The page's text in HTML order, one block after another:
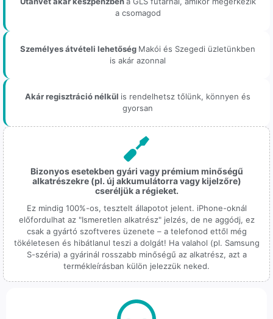
a csomagod
Személyes átvételi lehetőség Makói és Szegedi üzletünkben
is akár azonnal
Akár regisztráció nélkül is rendelhetsz tőlünk, könnyen és
gyorsan
Bizonyos esetekben gyári vagy prémium minőségű
alkatrészekre (pl. új akkumulátorra vagy kijelzőre)
cseréljük a régieket.
Ez mindig 100%-os, tesztelt állapotot jelent. iPhone-oknál
előfordulhat az "Ismeretlen alkatrész" jelzés, de ne aggódj, ez
csak a gyártó szoftveres üzenete – a telefonod ettől még
tökéletesen és hibátlanul teszi a dolgát! Ha valahol (pl. Samsung
S-széria) a gyárinál rosszabb minőségű az alkatrész, azt a
termékleírásban külön jelezzük neked.